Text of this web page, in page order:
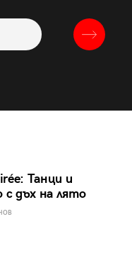
Танци и
с дъх на лято